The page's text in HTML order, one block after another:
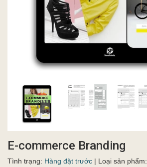
E-commerce Branding
Tình trạng: Hàng đặt trước | Loại sản phẩm: